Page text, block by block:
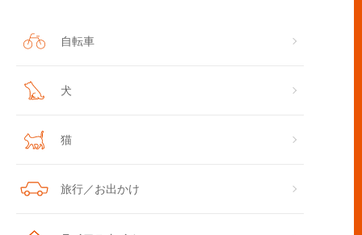
自転車
犬
猫
旅行／お出かけ